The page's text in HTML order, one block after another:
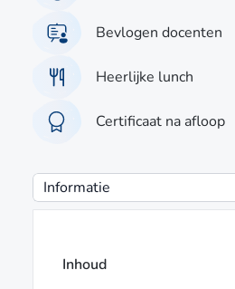
Bevlogen docenten
Heerlijke lunch
Certificaat na afloop
Inhoud